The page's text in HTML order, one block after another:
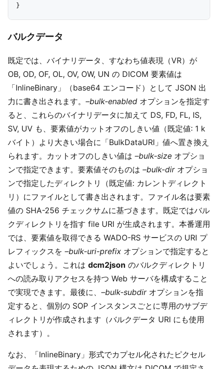
バルクデータ
既定では、バイナリデータ、すなわち値表現（VR）が
OB, OD, OF, OL, OV, OW, UN の DICOM 要素値は
「InlineBinary」（base64 エンコード）として JSON 出
力に書き出されます。 –bulk-enabled オプションを指定す
ると、これらのバイナリデータに加えて DS, FD, FL, IS,
SV, UV も、要素値がカットオフのしきい値（既定値: 1 k
バイト）より大きい場合に「BulkDataURI」値へ置き換え
られます。カットオフのしきい値は –bulk-size オプショ
ンで指定できます。要素値そのものは –bulk-dirオプショ
ンで指定したディレクトリ（既定値: カレントディレクト
リ）にファイルとして書き出されます。ファイル名は要素
値の SHA-256 チェックサムに基づきます。既定ではバル
クディレクトリを指す file URI が生成されます。本番運用
では、要素値を取得できる WADO-RS サービスの URI プ
レフィックスを –bulk-uri-prefix オプションで指定すると
よいでしょう。これは dcm2json のバルクディレクトリ
への読み取りアクセスを持つ Web サーバを構成すること
で実現できます。最後に、 –bulk-subdirオプションを指
定すると、個別の SOP インスタンスごとに専用のサブデ
ィレクトリが作成されます（バルクデータ URI にも使用
されます）。
なお、「InlineBinary」形式でカプセル化されたピクセル